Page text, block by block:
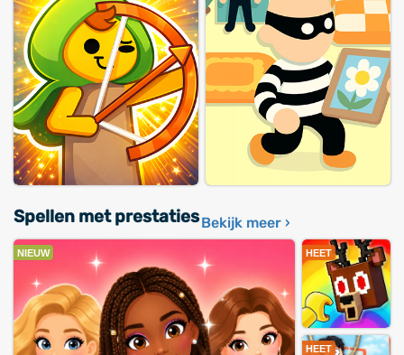
Spellen met prestatiesBekijk meer ›
NIEUW HEET
HEET